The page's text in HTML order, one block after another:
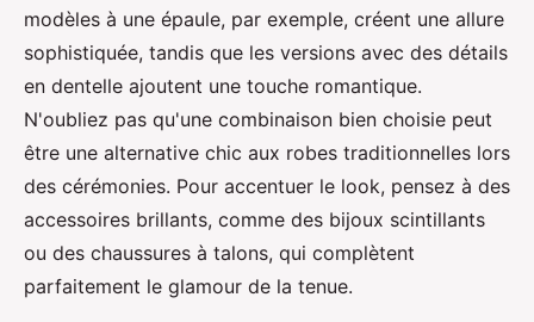
modèles à une épaule, par exemple, créent une allure
sophistiquée, tandis que les versions avec des détails
en dentelle ajoutent une touche romantique.
N'oubliez pas qu'une combinaison bien choisie peut
être une alternative chic aux robes traditionnelles lors
des cérémonies. Pour accentuer le look, pensez à des
accessoires brillants, comme des bijoux scintillants
ou des chaussures à talons, qui complètent
parfaitement le glamour de la tenue.